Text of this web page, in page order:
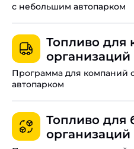
с небольшим автопарком
Мурманске.
Оплачивайте топливо
Управляйте лимитами,
карт в режиме
Программа временно
Топливо для
организаций
Программа для компаний
автопарком
региональные тарифы
Свяжите функционал
внутренней платформой.
Топливо
организаций